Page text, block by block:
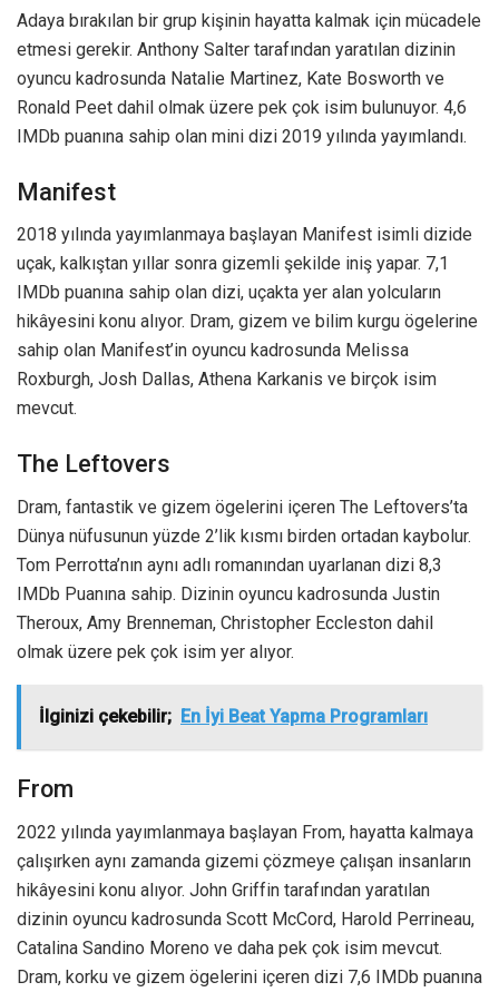
Adaya bırakılan bir grup kişinin hayatta kalmak için mücadele
etmesi gerekir. Anthony Salter tarafından yaratılan dizinin
oyuncu kadrosunda Natalie Martinez, Kate Bosworth ve
Ronald Peet dahil olmak üzere pek çok isim bulunuyor. 4,6
IMDb puanına sahip olan mini dizi 2019 yılında yayımlandı.
Manifest
2018 yılında yayımlanmaya başlayan Manifest isimli dizide
uçak, kalkıştan yıllar sonra gizemli şekilde iniş yapar. 7,1
IMDb puanına sahip olan dizi, uçakta yer alan yolcuların
hikâyesini konu alıyor. Dram, gizem ve bilim kurgu ögelerine
sahip olan Manifest’in oyuncu kadrosunda Melissa
Roxburgh, Josh Dallas, Athena Karkanis ve birçok isim
mevcut.
The Leftovers
Dram, fantastik ve gizem ögelerini içeren The Leftovers’ta
Dünya nüfusunun yüzde 2’lik kısmı birden ortadan kaybolur.
Tom Perrotta’nın aynı adlı romanından uyarlanan dizi 8,3
IMDb Puanına sahip. Dizinin oyuncu kadrosunda Justin
Theroux, Amy Brenneman, Christopher Eccleston dahil
olmak üzere pek çok isim yer alıyor.
İlginizi çekebilir; En İyi Beat Yapma Programları
From
2022 yılında yayımlanmaya başlayan From, hayatta kalmaya
çalışırken aynı zamanda gizemi çözmeye çalışan insanların
hikâyesini konu alıyor. John Griffin tarafından yaratılan
dizinin oyuncu kadrosunda Scott McCord, Harold Perrineau,
Catalina Sandino Moreno ve daha pek çok isim mevcut.
Dram, korku ve gizem ögelerini içeren dizi 7,6 IMDb puanına